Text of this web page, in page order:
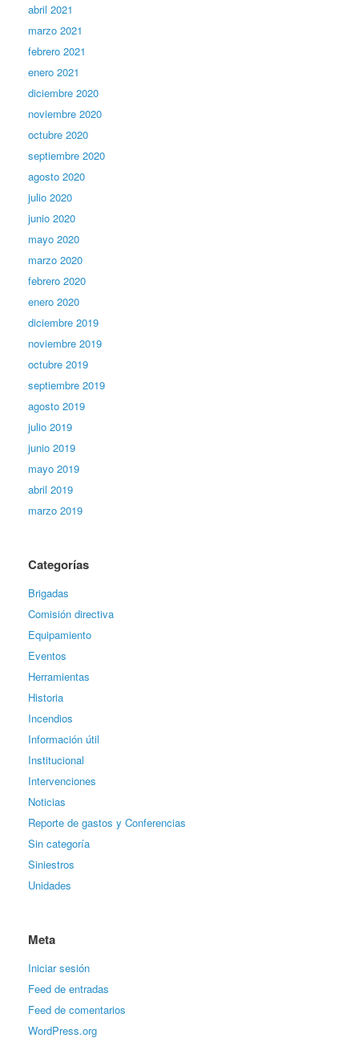
abril 2021
marzo 2021
febrero 2021
enero 2021
diciembre 2020
noviembre 2020
octubre 2020
septiembre 2020
agosto 2020
julio 2020
junio 2020
mayo 2020
marzo 2020
febrero 2020
enero 2020
diciembre 2019
noviembre 2019
octubre 2019
septiembre 2019
agosto 2019
julio 2019
junio 2019
mayo 2019
abril 2019
marzo 2019
Categorías
Brigadas
Comisión directiva
Equipamiento
Eventos
Herramientas
Historia
Incendios
Información útil
Institucional
Intervenciones
Noticias
Reporte de gastos y Conferencias
Sin categoría
Siniestros
Unidades
Meta
Iniciar sesión
Feed de entradas
Feed de comentarios
WordPress.org